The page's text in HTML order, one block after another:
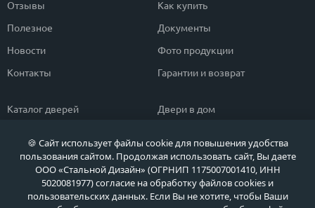
Отзывы
Полезное
Новости
Контакты
Как купить
Документы
Фото продукции
Гарантии и возврат
Каталог дверей
Популярные двери
Быстрый подбор двери
Двери класса ЭКОНОМ
Двери в дом
Двери в квартиру
Тамбурные двери
Противопожарные двери
🍪 Сайт использует файлы cookie для повышения удобства
пользования сайтом. Продолжая использовать сайт, Вы даете
ООО «Стальной Дизайн» (ОГРНИП 1175007001410, ИНН
5020081977) согласие на обработку файлов cookies и
пользовательских данных. Если Вы не хотите, чтобы Ваши